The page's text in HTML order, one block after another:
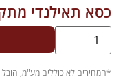
כסא תאילנדי
*המחירים לא כוללים מע"מ,